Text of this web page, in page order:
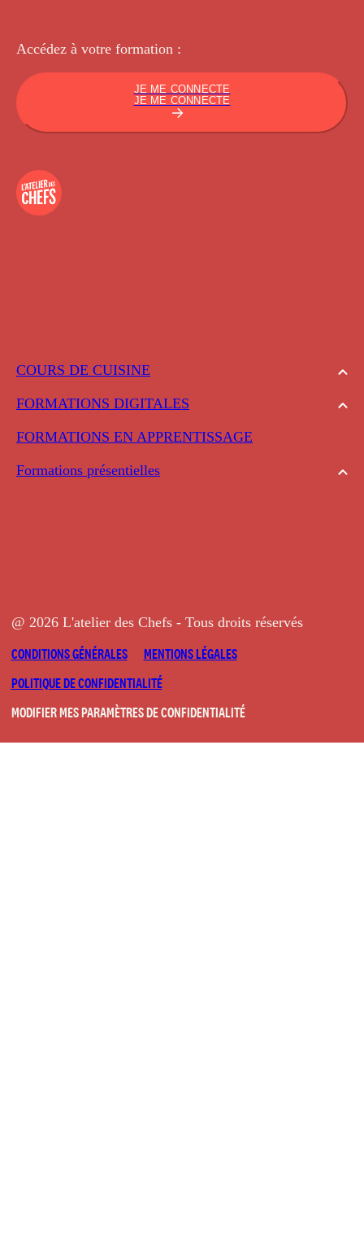
COURS DE CUISINE
FORMATIONS DIGITALES
FORMATIONS EN APPRENTISSAGE
Formations présentielles
Accédez à votre formation :
JE ME CONNECTE
JE ME CONNECTE
@ 2026 L'atelier des Chefs - Tous droits réservés
CONDITIONS GÉNÉRALES
MENTIONS LÉGALES
POLITIQUE DE CONFIDENTIALITÉ
MODIFIER MES PARAMÈTRES DE CONFIDENTIALITÉ